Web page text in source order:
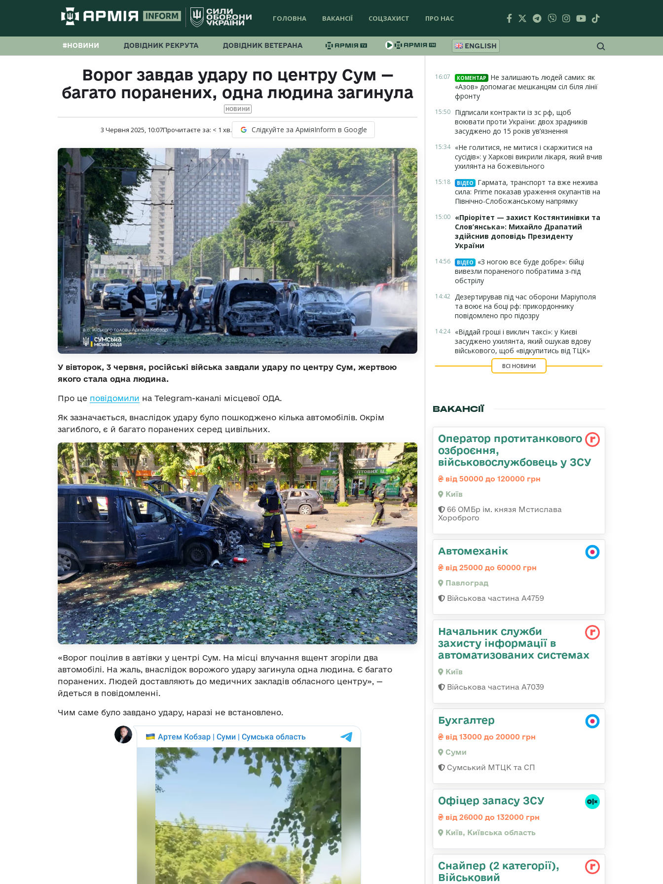
ГОЛОВНА ВАКАНСІЇ СОЦЗАХИСТ ПРО НАС
#НОВИНИ ДОВІДНИК РЕКРУТА ДОВІДНИК ВЕТЕРАНА ENGLISH
Ворог завдав удару по центру Сум —
багато поранених, одна людина загинула
НОВИНИ
3 Червня 2025, 10:07Прочитаєте за: < 1 хв. Слідкуйте за АрміяInform в Google
У вівторок, 3 червня, російські війська завдали удару по центру Сум, жертвою
якого стала одна людина.
Про це повідомили на Telegram-каналі місцевої ОДА.
Як зазначається, внаслідок удару було пошкоджено кілька автомобілів. Окрім
загиблого, є й багато поранених серед цивільних.
«Ворог поцілив в автівки у центрі Сум. На місці влучання вщент згоріли два
автомобілі. На жаль, внаслідок ворожого удару загинула одна людина. Є багато
поранених. Людей доставляють до медичних закладів обласного центру», —
йдеться в повідомленні.
Чим саме було завдано удару, наразі не встановлено.
16:07 КОМЕНТАР
Не залишають людей самих: як
«Азов» допомагає мешканцям сіл біля лінії
фронту
15:50 Підписали контракти із зс рф, щоб
воювати проти України: двох зрадників
засуджено до 15 років ув’язнення
15:34 «Не голитися, не митися і скаржитися на
сусідів»: у Харкові викрили лікаря, який вчив
ухилянта на божевільного
15:18 ВІДЕО
Гармата, транспорт та вже нежива
сила: Prime показав ураження окупантів на
Північно-Слобожанському напрямку
15:00 «Пріорітет — захист Костянтинівки та
Слов’янська»: Михайло Драпатий
здійснив доповідь Президенту
України
14:56 ВІДЕО
«З ногою все буде добре»: бійці
вивезли пораненого побратима з-під
обстрілу
14:42 Дезертирував під час оборони Маріуполя
та воює на боці рф: прикордоннику
повідомлено про підозру
14:24 «Віддай гроші і виклич таксі»: у Києві
засуджено ухилянта, який ошукав вдову
військового, щоб «відкупитись від ТЦК»
ВСІ НОВИНИ
ВАКАНСІЇ
Оператор протитанкового
озброєння,
військовослужбовець у ЗСУ
від 50000 до 120000 грн
Київ
66 ОМБр ім. князя Мстислава
Хороброго
Автомеханік
від 25000 до 60000 грн
Павлоград
Військова частина А4759
Начальник служби
захисту інформації в
автоматизованих системах
Київ
Військова частина А7039
Бухгалтер
від 13000 до 20000 грн
Суми
Сумський МТЦК та СП
Офіцер запасу ЗСУ
від 26000 до 132000 грн
Київ, Київська область
Снайпер (2 категорії),
Військовий